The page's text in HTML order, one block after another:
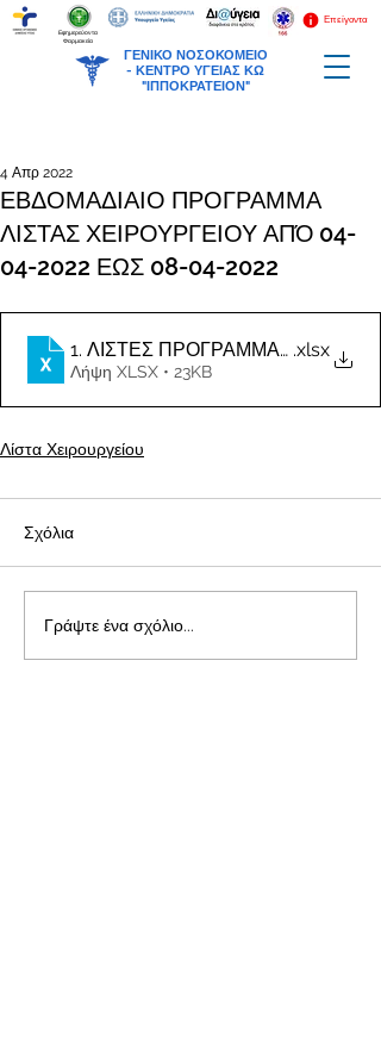
ΓΕΝΙΚΟ ΝΟΣΟΚΟΜΕΙΟ
- ΚΕΝΤΡΟ ΥΓΕΙΑΣ ΚΩ
"ΙΠΠΟΚΡΑΤΕΙΟΝ"
Επείγοντα
Εφημερεύοντα
Φαρμακεία
ΕΒΔΟΜΑΔΙΑΙΟ ΠΡΟΓΡΑΜΜΑ
ΛΙΣΤΑΣ ΧΕΙΡΟΥΡΓΕΙΟΥ ΑΠΌ 04-
04-2022 ΕΩΣ 08-04-2022
4 Απρ 2022
.xlsx
Λήψη XLSX • 23KB
Λίστα Χειρουργείου
Σχόλια
Γράψτε ένα σχόλιο...